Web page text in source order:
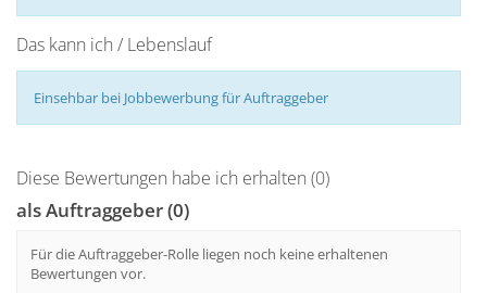
Das kann ich / Lebenslauf
Einsehbar bei Jobbewerbung für Auftraggeber
Diese Bewertungen habe ich erhalten (0)
als Auftraggeber (0)
Für die Auftraggeber-Rolle liegen noch keine erhaltenen
Bewertungen vor.